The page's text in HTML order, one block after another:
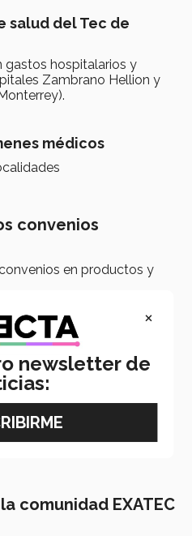
salud del Tec de
gastos hospitalarios y
Zambrano Hellion y
médicos
convenios
en productos y
y coworks
comunidad EXATEC
×
newsletter de